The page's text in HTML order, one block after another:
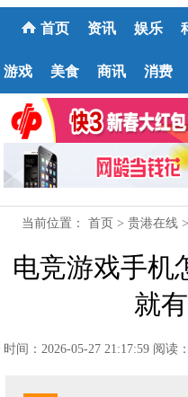
首页 资讯 娱乐
游戏 美食 商讯 消费
当前位置：首页 >贵港在线
电竞游戏手机
就
时间：2026-05-27 21:17:59 阅读